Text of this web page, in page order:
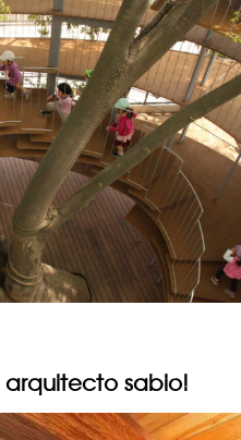
arquitecto sabio!